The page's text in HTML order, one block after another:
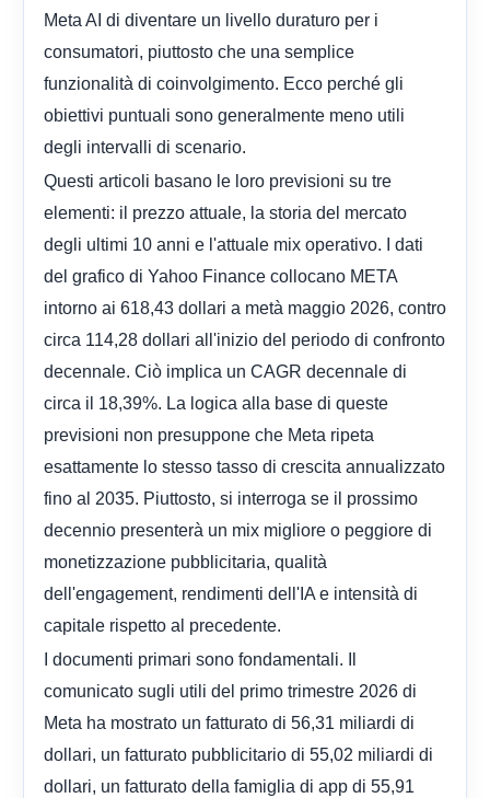
Meta AI di diventare un livello duraturo per i
consumatori, piuttosto che una semplice
funzionalità di coinvolgimento. Ecco perché gli
obiettivi puntuali sono generalmente meno utili
degli intervalli di scenario.
Questi articoli basano le loro previsioni su tre
elementi: il prezzo attuale, la storia del mercato
degli ultimi 10 anni e l'attuale mix operativo. I dati
del grafico di Yahoo Finance collocano META
intorno ai 618,43 dollari a metà maggio 2026, contro
circa 114,28 dollari all'inizio del periodo di confronto
decennale. Ciò implica un CAGR decennale di
circa il 18,39%. La logica alla base di queste
previsioni non presuppone che Meta ripeta
esattamente lo stesso tasso di crescita annualizzato
fino al 2035. Piuttosto, si interroga se il prossimo
decennio presenterà un mix migliore o peggiore di
monetizzazione pubblicitaria, qualità
dell'engagement, rendimenti dell'IA e intensità di
capitale rispetto al precedente.
I documenti primari sono fondamentali. Il
comunicato sugli utili del primo trimestre 2026 di
Meta ha mostrato un fatturato di 56,31 miliardi di
dollari, un fatturato pubblicitario di 55,02 miliardi di
dollari, un fatturato della famiglia di app di 55,91